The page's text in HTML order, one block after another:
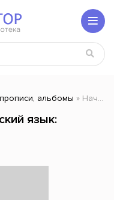
альбомы » Начинаем изучать английский язык: Рабочая тетрадь
язык: